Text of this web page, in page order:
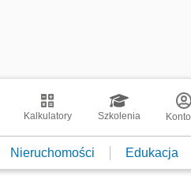
Kalkulatory Szkolenia Konto
Nieruchomości Edukacja